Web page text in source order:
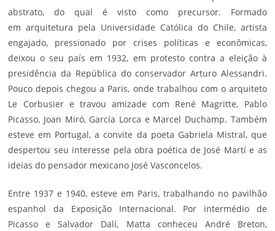
abstrato, do qual é visto como precursor. Formado
emarquitetura pela Universidade Católica do Chile, artista
engajado, pressionado por crises políticas e econômicas,
deixou o seu país em 1932, em protesto contra a eleição à
presidência da República do conservador Arturo Alessandri.
Pouco depois chegou a Paris, onde trabalhou com o arquiteto
Le Corbusier e travou amizade com René Magritte, Pablo
Picasso, Joan Miró, García Lorca e Marcel Duchamp. Também
esteve em Portugal, a convite da poeta Gabriela Mistral, que
despertou seu interesse pela obra poética de José Martí e as
ideias do pensador mexicano José Vasconcelos.
Entre 1937 e 1940, esteve em Paris, trabalhando no pavilhão
espanhol da Exposição Internacional. Por intermédio de
Picasso e Salvador Dalí, Matta conheceu André Breton,